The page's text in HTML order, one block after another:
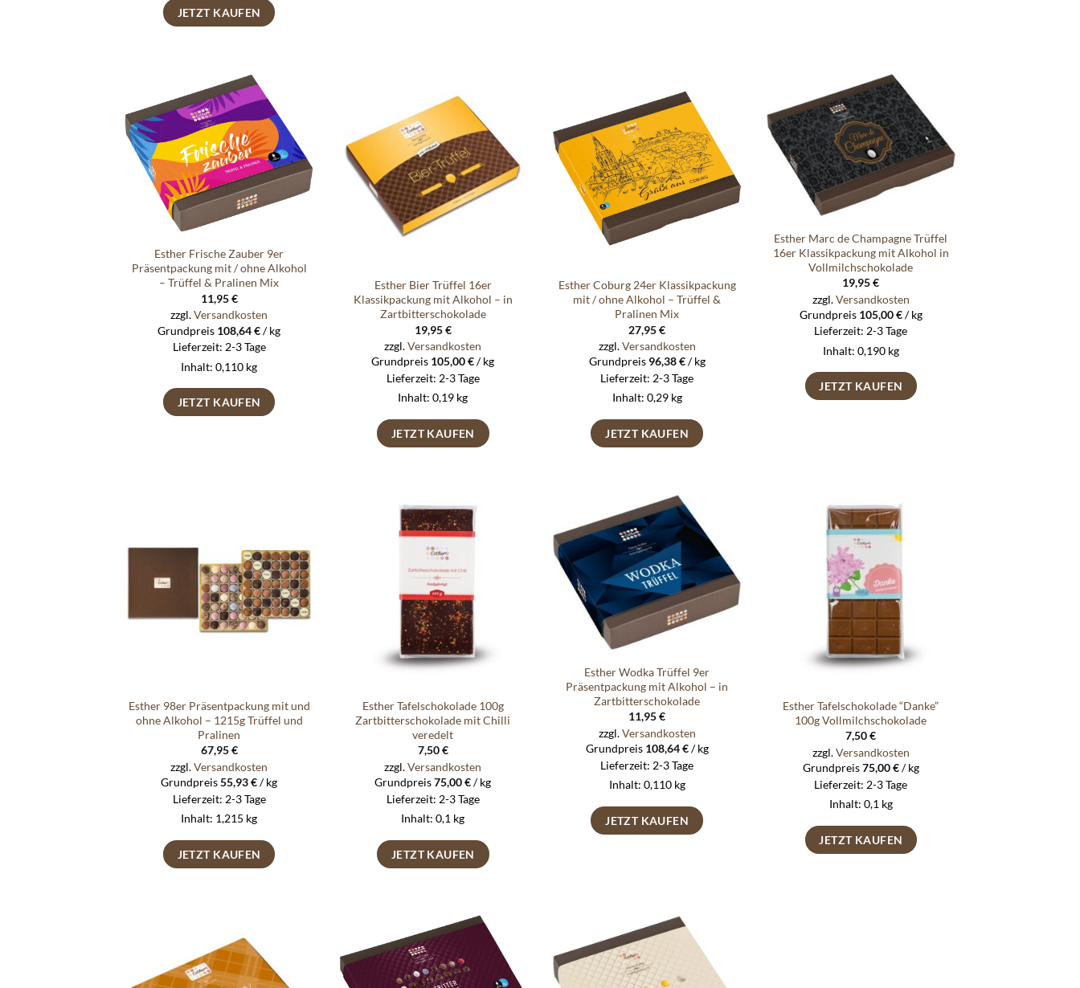
JETZT KAUFEN
Auf die
Wunschliste
Esther Frische Zauber 9er
Präsentpackung mit / ohne Alkohol
– Trüffel & Pralinen Mix
11,95€
zzgl.Versandkosten
Grundpreis 108,64€/kg
Lieferzeit: 2-3 Tage
Inhalt: 0,110 kg
JETZT KAUFEN
Auf die
Wunschliste
Esther Bier Trüffel 16er
Klassikpackung mit Alkohol – in
Zartbitterschokolade
19,95€
zzgl.Versandkosten
Grundpreis 105,00€/kg
Lieferzeit: 2-3 Tage
Inhalt: 0,19 kg
JETZT KAUFEN
Auf die
Wunschliste
Esther Coburg 24er Klassikpackung
mit / ohne Alkohol – Trüffel &
Pralinen Mix
27,95€
zzgl.Versandkosten
Grundpreis 96,38€/kg
Lieferzeit: 2-3 Tage
Inhalt: 0,29 kg
JETZT KAUFEN
Auf die
Wunschliste
Esther Marc de Champagne Trüffel
16er Klassikpackung mit Alkohol in
Vollmilchschokolade
19,95€
zzgl.Versandkosten
Grundpreis 105,00€/kg
Lieferzeit:2-3 Tage
Inhalt: 0,190 kg
JETZT KAUFEN
Wunschliste
Esther 98er Präsentpackung mit und
ohne Alkohol – 1215g Trüffel und
Pralinen
67,95€
zzgl.Versandkosten
Grundpreis55,93€/kg
Lieferzeit: 2-3 Tage
Inhalt: 1,215 kg
JETZT KAUFEN
Esther Tafelschokolade 100g
Zartbitterschokolade mit Chilli
veredelt
7,50€
zzgl.Versandkosten
Grundpreis75,00€/kg
Lieferzeit: 2-3 Tage
Inhalt: 0,1 kg
JETZT KAUFEN
Auf die
Wunschliste
Esther Wodka Trüffel 9er
Präsentpackung mit Alkohol – in
Zartbitterschokolade
11,95€
zzgl.Versandkosten
Grundpreis 108,64€/kg
Lieferzeit: 2-3 Tage
Inhalt: 0,110 kg
JETZT KAUFEN
Auf die
Wunschliste
Esther Tafelschokolade “Danke”
100g Vollmilchschokolade
7,50€
zzgl.Versandkosten
Grundpreis75,00€/kg
Lieferzeit: 2-3 Tage
Inhalt: 0,1 kg
JETZT KAUFEN
Auf die
Wunschliste
Auf die
Wunschliste
Auf die
Wunschliste